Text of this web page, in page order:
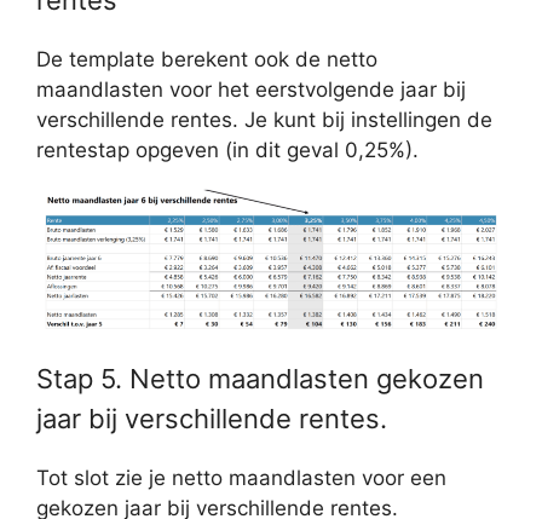
De template berekent ook de netto
maandlasten voor het eerstvolgende jaar bij
verschillende rentes. Je kunt bij instellingen de
rentestap opgeven (in dit geval 0,25%).
Stap 5. Netto maandlasten gekozen
jaar bij verschillende rentes.
Tot slot zie je netto maandlasten voor een
gekozen jaar bij verschillende rentes.